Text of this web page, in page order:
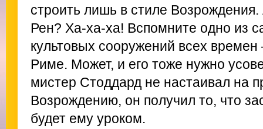
строить лишь в стиле
Рен? Ха-ха-ха! Вспомните одно из
культовых сооружений всех
Риме. Может, и его тоже нужно
мистер Стоддард не настаивал на
Возрождению, он получил то, что
будет ему уроком.